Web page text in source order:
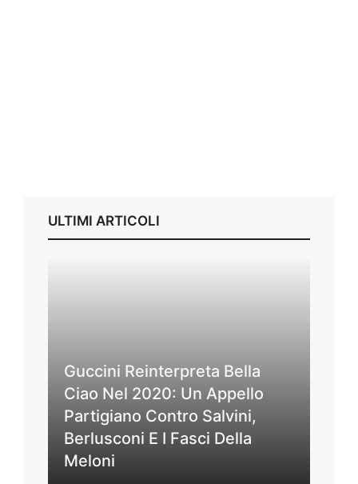
ULTIMI ARTICOLI
Guccini Reinterpreta Bella
Ciao Nel 2020: Un Appello
Partigiano Contro Salvini,
Berlusconi E I Fasci Della
Meloni